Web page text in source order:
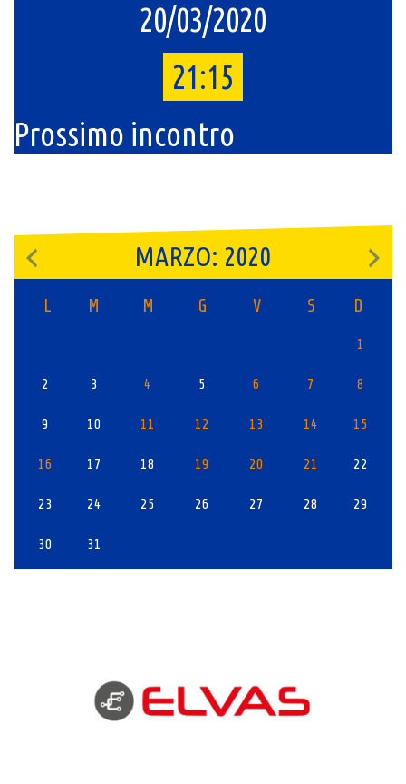
20/03/2020
21:15
Prossimo incontro
MARZO: 2020
L M M G V S D
1
2 3 4 5 6 7 8
9 10 11 12 13 14 15
16 17 18 19 20 21 22
23 24 25 26 27 28 29
30 31